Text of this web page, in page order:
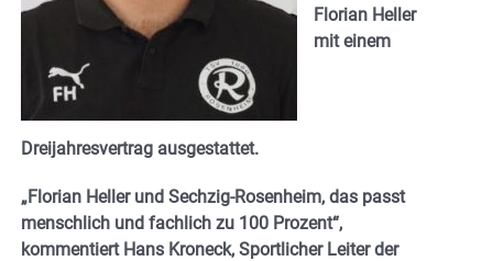
Florian Heller
mit einem
Dreijahresvertrag ausgestattet.
„Florian Heller und Sechzig-Rosenheim, das passt
menschlich und fachlich zu 100 Prozent“,
kommentiert Hans Kroneck, Sportlicher Leiter der